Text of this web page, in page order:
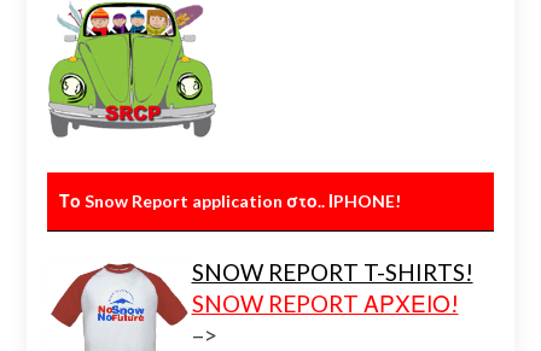
Το Snow Report application στο.. ΙPHONE!
SNOW REPORT T-SHIRTS!
SNOW REPORT ΑΡΧΕΙΟ!
–>